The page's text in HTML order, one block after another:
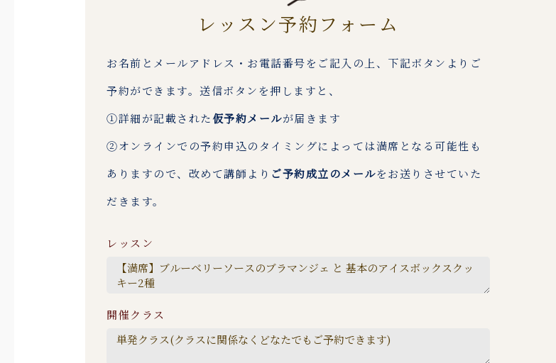
レッスン予約フォーム
お名前とメールアドレス・お電話番号をご記入の上、下記ボタンよりご
予約ができます。送信ボタンを押しますと、
①詳細が記載された仮予約メールが届きます
②オンラインでの予約申込のタイミングによっては満席となる可能性も
ありますので、改めて講師より ご予約成立のメールをお送りさせていた
だきます。
レッスン
開催クラス